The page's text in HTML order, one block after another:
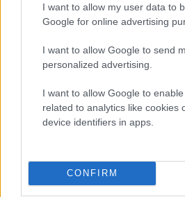
I want to allow my user data to
Google for online advertising
I want to allow Google to send
personalized advertising.
I want to allow Google to
related to analytics like cookies
device identifiers in apps.
CONFIRM